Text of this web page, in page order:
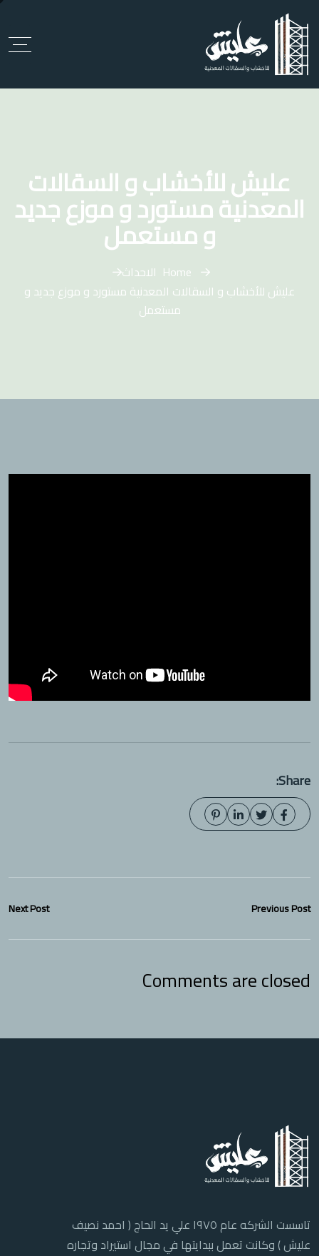
عليش للأخشاب و السقالات
المعدنية مستورد و موزع جديد
و مستعمل
Home الاحداث
عليش للأخشاب و السقالات المعدنية مستورد و موزع جديد و
مستعمل
Share:
Previous Post
Next Post
Comments are closed
تاسست الشركه عام ١٩٧٥ علي يد الحاج ( احمد نصيف
عليش ) وكانت تعمل ببدايتها في مجال استيراد وتجاره